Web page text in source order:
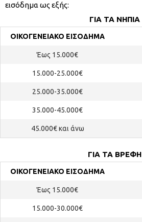
εισόδημα ως εξής:
ΓΙΑ ΤΑ ΝΗΠΙΑ
ΟΙΚΟΓΕΝΕΙΑΚΟ ΕΙΣΟΔΗΜΑ
Έως 15.000€
15.000-25.000€
25.000-35.000€
35.000-45.000€
45.000€ και άνω
ΓΙΑ ΤΑ ΒΡΕΦΗ
ΟΙΚΟΓΕΝΕΙΑΚΟ ΕΙΣΟΔΗΜΑ
Έως 15.000€
15.000-30.000€